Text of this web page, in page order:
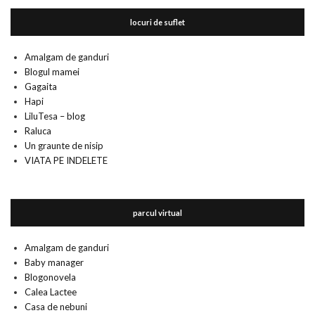
locuri de suflet
Amalgam de ganduri
Blogul mamei
Gagaita
Hapi
LiluTesa – blog
Raluca
Un graunte de nisip
VIATA PE INDELETE
parcul virtual
Amalgam de ganduri
Baby manager
Blogonovela
Calea Lactee
Casa de nebuni